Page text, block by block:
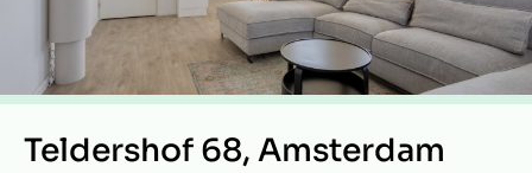
Teldershof 68, Amsterdam